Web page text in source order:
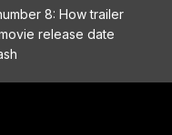
8: How trailer
release date